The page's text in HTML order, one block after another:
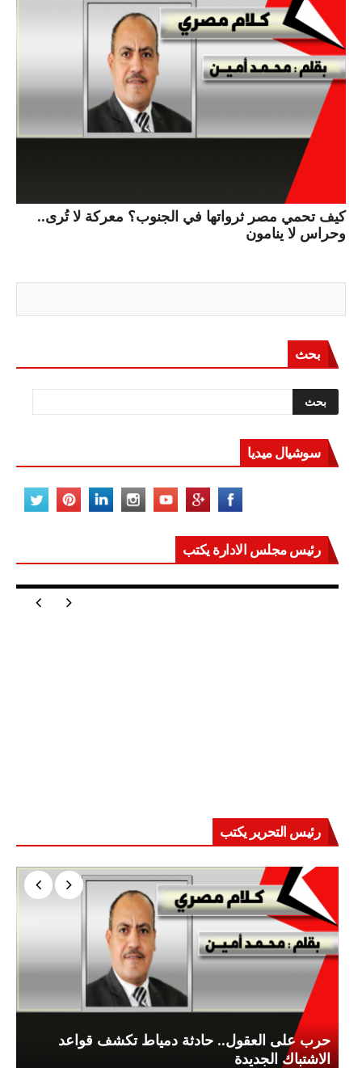
كيف تحمي مصر ثرواتها في الجنوب؟ معركة لا تُرى..
وحراس لا ينامون
بحث
سوشيال ميديا
رئيس مجلس الادارة يكتب
مصر تعيد للعالم اتزانه
رئيس التحرير يكتب
حرب على العقول.. حادثة دمياط تكشف قواعد
الاشتباك الجديدة